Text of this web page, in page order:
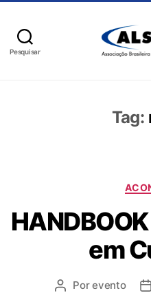
Pesquisar
Tag:
em
Porevento